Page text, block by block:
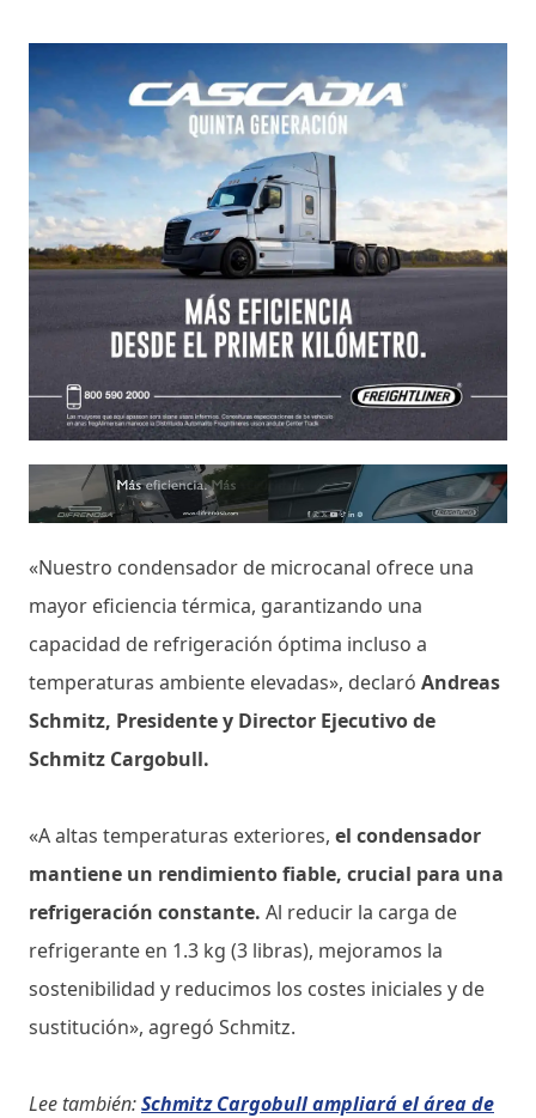
«Nuestro condensador de microcanal ofrece una
mayor eficiencia térmica, garantizando una
capacidad de refrigeración óptima incluso a
temperaturas ambiente elevadas», declaró Andreas
Schmitz, Presidente y Director Ejecutivo de
Schmitz Cargobull.
«A altas temperaturas exteriores, el condensador
mantiene un rendimiento fiable, crucial para una
refrigeración constante. Al reducir la carga de
refrigerante en 1.3 kg (3 libras), mejoramos la
sostenibilidad y reducimos los costes iniciales y de
sustitución», agregó Schmitz.
Lee también:Schmitz Cargobull ampliará el área de